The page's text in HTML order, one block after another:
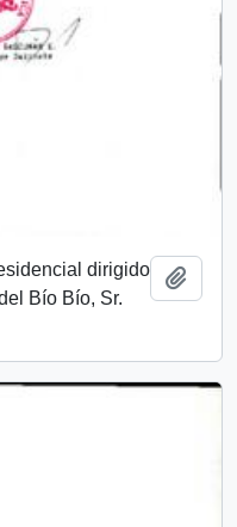
dirigido
Bío Bío, Sr.